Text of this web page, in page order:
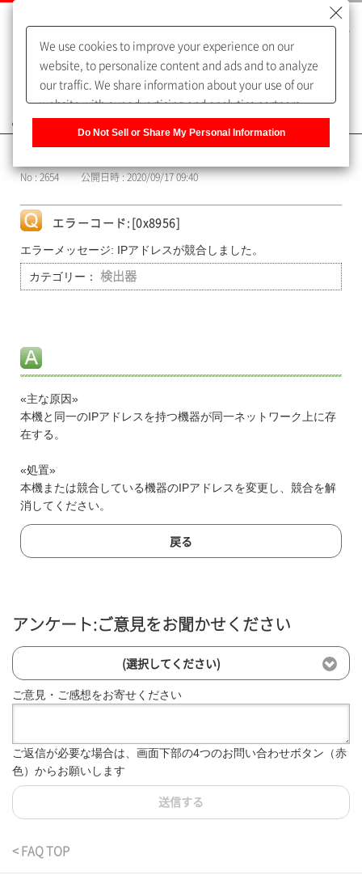
よくあるご質問（FAQ）
No : 2654 公開日時 : 2020/09/17 09:40
エラーコード:[0x8956]
エラーメッセージ: IPアドレスが競合しました。
カテゴリー： 検出器
«主な原因»
本機と同一のIPアドレスを持つ機器が同一ネットワーク上に存
在する。
«処置»
本機または競合している機器のIPアドレスを変更し、競合を解
消してください。
戻る
アンケート:ご意見をお聞かせください
(選択してください)
ご意見・ご感想をお寄せください
ご返信が必要な場合は、画面下部の4つのお問い合わせボタン（赤
色）からお願いします
送信する
< FAQ TOP
We use cookies to improve your experience on our
website, to personalize content and ads and to analyze
our traffic. We share information about your use of our
website with our advertising and analytics partners,
of our sharing information about you with our partners.
Information] to customize your cookie settings on our
Do Not Sell or Share My Personal Information